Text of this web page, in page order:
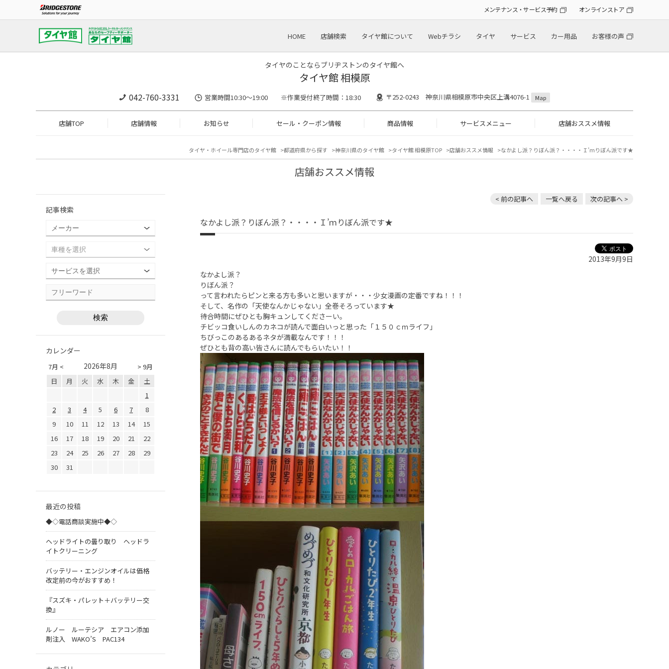
メンテナンス・サービス予約 オンラインストア
HOME 店舗検索 タイヤ館について Webチラシ タイヤ サービス カー用品 お客様の声
タイヤのことならブリヂストンのタイヤ館へ
タイヤ館 相模原
042-760-3331 営業時間10:30～19:00 ※作業受付終了時間：18:30 〒252-0243 神奈川県相模原市中央区上溝4076-1 Map
店舗TOP 店舗情報 お知らせ セール・クーポン情報 商品情報 サービスメニュー 店舗おススメ情報
タイヤ・ホイール専門店のタイヤ館 都道府県から探す 神奈川県のタイヤ館 タイヤ館 相模原TOP 店舗おススメ情報 なかよし派？りぼん派？・・・・Ｉ’ｍりぼん派です★
店舗おススメ情報
< 前の記事へ 一覧へ戻る 次の記事へ >
なかよし派？りぼん派？・・・・Ｉ’ｍりぼん派です★
2013年9月9日
なかよし派？
りぼん派？
って言われたらピンと来る方も多いと思いますが・・・少女漫画の定番ですね！！！
そして、名作の「天使なんかじゃない」全巻そろっています★
待合時間にぜひとも胸キュンしてくださーい。
チビッコ食いしんのカネコが読んで面白いっと思った「１５０ｃｍライフ」
ちびっこのあるあるネタが満載なんです！！！
ぜひとも背の高い皆さんに読んでもらいたい！！
記事検索
カレンダー
7月 < > 9月
2026年8月
日 月 火 水 木 金
土
1
2
3 4 5 6 7
8
9
10 11 12 13 14
15
16
17 18 19 20 21
22
23
24 25 26 27 28
29
30
31
最近の投稿
◆◇電話商談実施中◆◇
ヘッドライトの曇り取り ヘッドラ
イトクリーニング
バッテリー・エンジンオイルは価格
改定前の今がおすすめ！
『スズキ・パレット＋バッテリー交
換』
ルノー ルーテシア エアコン添加
剤注入 WAKO’S PAC134